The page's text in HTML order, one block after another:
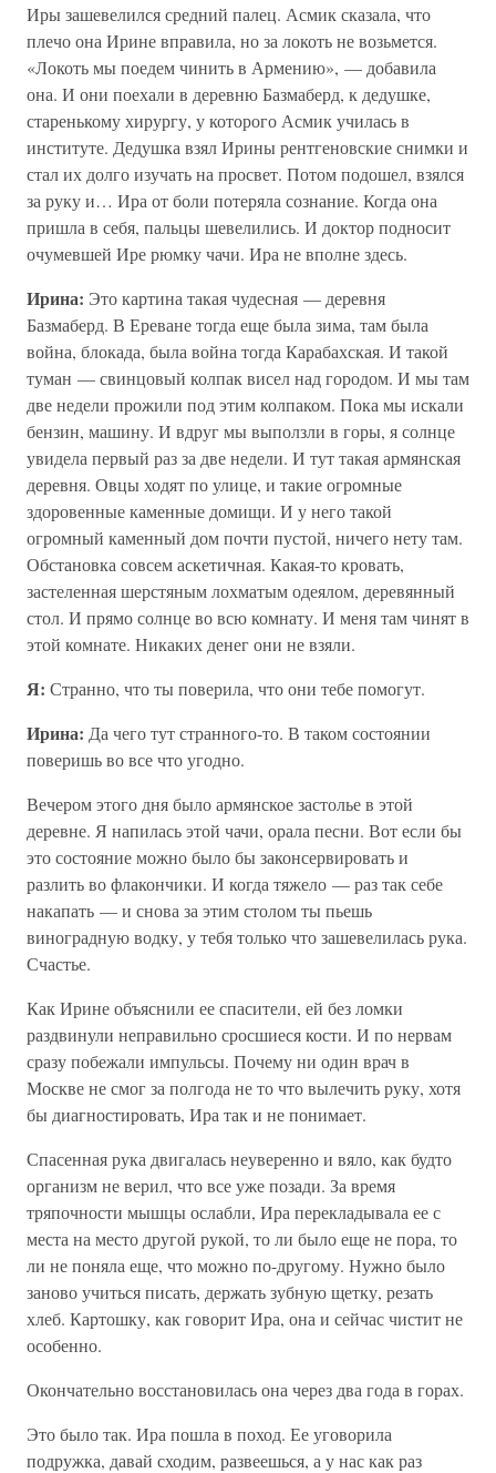
Иры зашевелился средний палец. Асмик сказала, что
плечо она Ирине вправила, но за локоть не возьмется.
«Локоть мы поедем чинить в Армению», — добавила
она. И они поехали в деревню Базмаберд, к дедушке,
старенькому хирургу, у которого Асмик училась в
институте. Дедушка взял Ирины рентгеновские снимки и
стал их долго изучать на просвет. Потом подошел, взялся
за руку и… Ира от боли потеряла сознание. Когда она
пришла в себя, пальцы шевелились. И доктор подносит
очумевшей Ире рюмку чачи. Ира не вполне здесь.
Ирина: Это картина такая чудесная — деревня
Базмаберд. В Ереване тогда еще была зима, там была
война, блокада, была война тогда Карабахская. И такой
туман — свинцовый колпак висел над городом. И мы там
две недели прожили под этим колпаком. Пока мы искали
бензин, машину. И вдруг мы выползли в горы, я солнце
увидела первый раз за две недели. И тут такая армянская
деревня. Овцы ходят по улице, и такие огромные
здоровенные каменные домищи. И у него такой
огромный каменный дом почти пустой, ничего нету там.
Обстановка совсем аскетичная. Какая-то кровать,
застеленная шерстяным лохматым одеялом, деревянный
стол. И прямо солнце во всю комнату. И меня там чинят в
этой комнате. Никаких денег они не взяли.
Я: Странно, что ты поверила, что они тебе помогут.
Ирина: Да чего тут странного-то. В таком состоянии
поверишь во все что угодно.
Вечером этого дня было армянское застолье в этой
деревне. Я напилась этой чачи, орала песни. Вот если бы
это состояние можно было бы законсервировать и
разлить во флакончики. И когда тяжело — раз так себе
накапать — и снова за этим столом ты пьешь
виноградную водку, у тебя только что зашевелилась рука.
Счастье.
Как Ирине объяснили ее спасители, ей без ломки
раздвинули неправильно сросшиеся кости. И по нервам
сразу побежали импульсы. Почему ни один врач в
Москве не смог за полгода не то что вылечить руку, хотя
бы диагностировать, Ира так и не понимает.
Спасенная рука двигалась неуверенно и вяло, как будто
организм не верил, что все уже позади. За время
тряпочности мышцы ослабли, Ира перекладывала ее с
места на место другой рукой, то ли было еще не пора, то
ли не поняла еще, что можно по-другому. Нужно было
заново учиться писать, держать зубную щетку, резать
хлеб. Картошку, как говорит Ира, она и сейчас чистит не
особенно.
Окончательно восстановилась она через два года в горах.
Это было так. Ира пошла в поход. Ее уговорила
подружка, давай сходим, развеешься, а у нас как раз